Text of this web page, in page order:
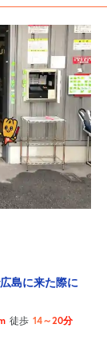
島に来た際に
徒歩 14～20分